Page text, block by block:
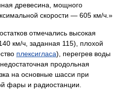
древесина, мощного
скорости — 605 км/ч.»
отмечались высокая
км/ч, заданная 115), плохой
плексигласа), перегрев воды
продольная
на основные шасси при
фары и радиостанции.